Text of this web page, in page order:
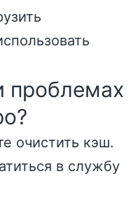
проблемах
очистить кэш.
в службу